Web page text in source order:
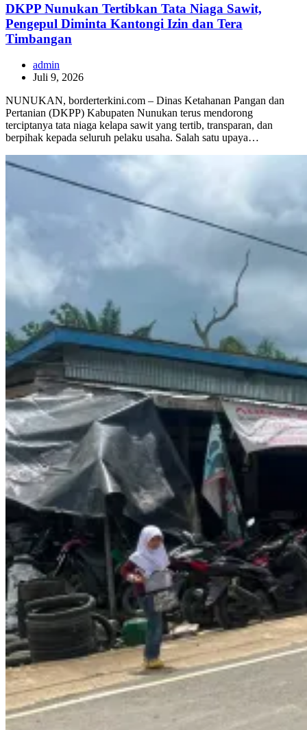
DKPP Nunukan Tertibkan Tata Niaga Sawit,
Pengepul Diminta Kantongi Izin dan Tera
Timbangan
admin
Juli 9, 2026
NUNUKAN, borderterkini.com – Dinas Ketahanan Pangan dan
Pertanian (DKPP) Kabupaten Nunukan terus mendorong
terciptanya tata niaga kelapa sawit yang tertib, transparan, dan
berpihak kepada seluruh pelaku usaha. Salah satu upaya…